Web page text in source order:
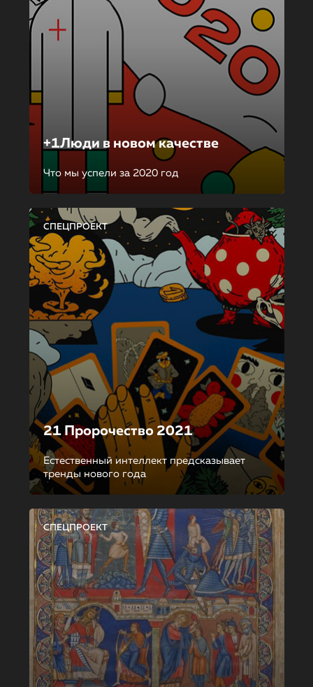
+1Люди в новом качестве
Что мы успели за 2020 год
СПЕЦПРОЕКТ
21 Пророчество 2021
Естественный интеллект предсказывает
тренды нового года
СПЕЦПРОЕКТ